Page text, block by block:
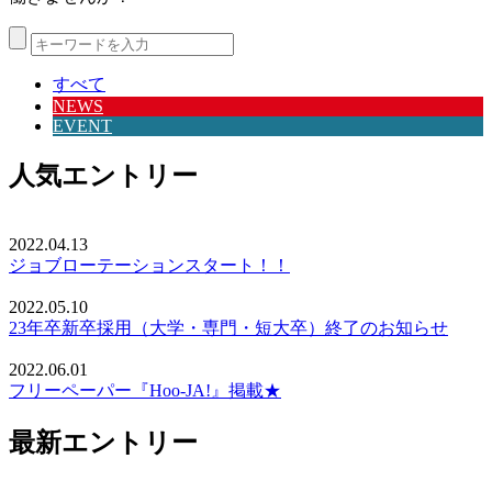
すべて
NEWS
EVENT
人気エントリー
2022.04.13
ジョブローテーションスタート！！
2022.05.10
23年卒新卒採用（大学・専門・短大卒）終了のお知らせ
2022.06.01
フリーペーパー『Hoo-JA!』掲載★
最新エントリー